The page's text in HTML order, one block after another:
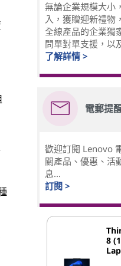
無論企業規模大小
入，獲贈迎新禮物
全線產品的企業獨
問單對單支援，以
了解詳情 >
電郵提
歡迎訂閱 Lenovo
關產品、優惠、活
息...
訂閱 >
8